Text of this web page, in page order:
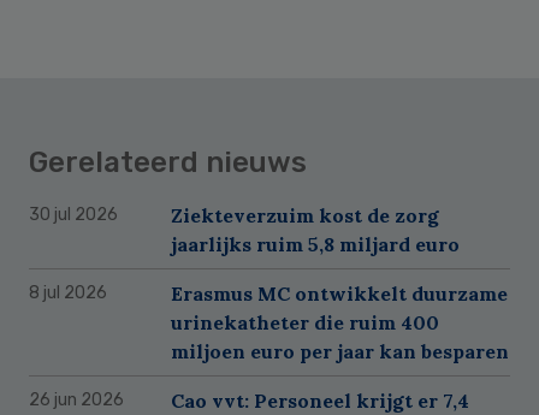
Gerelateerd nieuws
30 jul 2026
Ziekteverzuim kost de zorg
jaarlijks ruim 5,8 miljard euro
8 jul 2026
Erasmus MC ontwikkelt duurzame
urinekatheter die ruim 400
miljoen euro per jaar kan besparen
26 jun 2026
Cao vvt: Personeel krijgt er 7,4